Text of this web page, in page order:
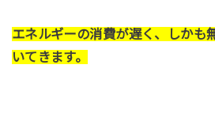
エネルギーの消費が遅く、しかも
いてきます。